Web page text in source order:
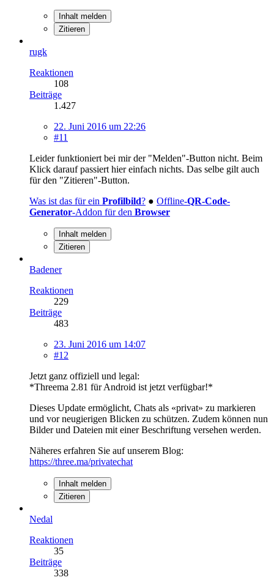
Inhalt melden
Zitieren
rugk
Reaktionen
108
Beiträge
1.427
22. Juni 2016 um 22:26
#11
Leider funktioniert bei mir der "Melden"-Button nicht. Beim
Klick darauf passiert hier einfach nichts. Das selbe gilt auch
für den "Zitieren"-Button.
Was ist das für ein Profilbild? ● Offline-QR-Code-
Generator-Addon für den Browser
Inhalt melden
Zitieren
Badener
Reaktionen
229
Beiträge
483
23. Juni 2016 um 14:07
#12
Jetzt ganz offiziell und legal:
*Threema 2.81 für Android ist jetzt verfügbar!*
Dieses Update ermöglicht, Chats als «privat» zu markieren
und vor neugierigen Blicken zu schützen. Zudem können nun
Bilder und Dateien mit einer Beschriftung versehen werden.
Näheres erfahren Sie auf unserem Blog:
https://three.ma/privatechat
Inhalt melden
Zitieren
Nedal
Reaktionen
35
Beiträge
338